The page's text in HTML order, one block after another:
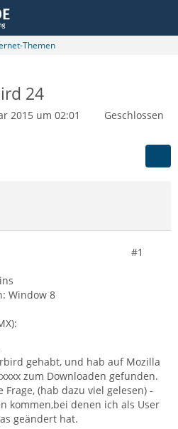
Themen
24
2015 um 02:01
Geschlossen
#1
Window 8
gehabt, und hab auf Mozilla
zum Downloaden gefunden.
(hab dazu viel gelesen) -
kommen,bei denen ich als User
geändert hat.